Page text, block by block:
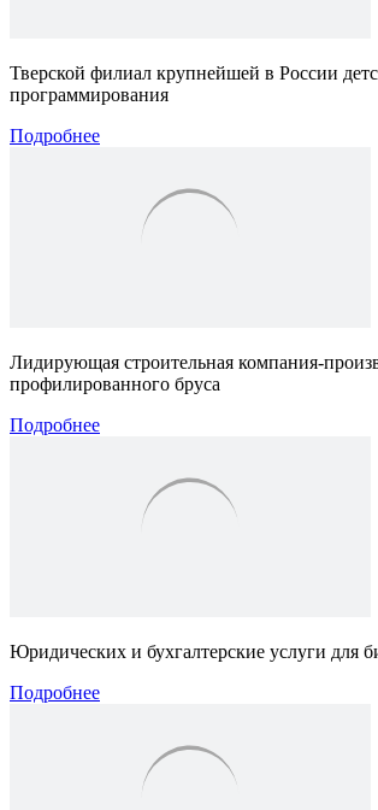
Тверской филиал крупнейшей в России
программирования
Подробнее
Лидирующая строительная компания-
профилированного бруса
Подробнее
Юридических и бухгалтерские услуги для
Подробнее